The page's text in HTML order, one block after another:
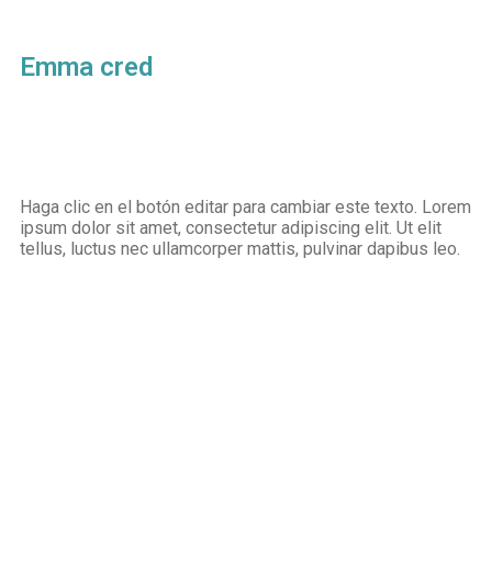
Emma cred
Haga clic en el botón editar para cambiar este texto. Lorem
ipsum dolor sit amet, consectetur adipiscing elit. Ut elit
tellus, luctus nec ullamcorper mattis, pulvinar dapibus leo.